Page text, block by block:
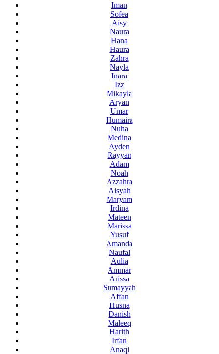
Iman
Sofea
Aisy
Naura
Hana
Haura
Zahra
Nayla
Inara
Izz
Mikayla
Aryan
Umar
Humaira
Nuha
Medina
Ayden
Rayyan
Adam
Noah
Azzahra
Aisyah
Maryam
Irdina
Mateen
Marissa
Yusuf
Amanda
Naufal
Aulia
Ammar
Arissa
Sumayyah
Affan
Husna
Danish
Maleeq
Harith
Irfan
Anaqi